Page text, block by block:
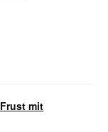
mit